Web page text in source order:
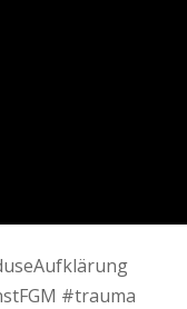
#trauma